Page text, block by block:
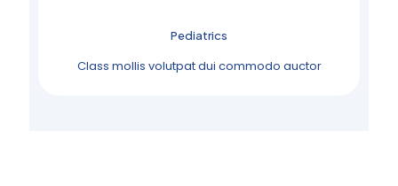
Pediatrics
Class mollis volutpat dui commodo auctor